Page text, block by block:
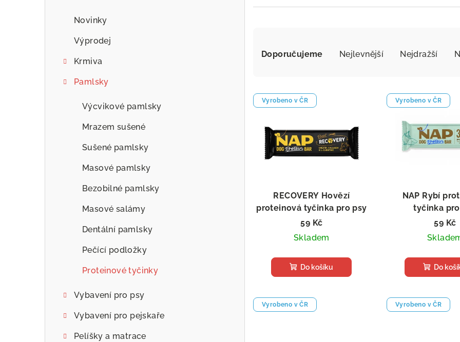
Novinky
Výprodej
Krmiva
Pamlsky
Výcvikové pamlsky
Mrazem sušené
Sušené pamlsky
Masové pamlsky
Bezobilné pamlsky
Masové salámy
Dentální pamlsky
Pečící podložky
Proteinové tyčinky
Vybavení pro psy
Vybavení pro pejskaře
Pelíšky a matrace
a
e
p
d
ů
Doporučujeme Nejlevnější Nejdražší
V
ý
p
r
t
Vyrobeno v ČR
RECOVERY Hovězí
proteinová tyčinka pro psy
Podpora regenerace
59 Kč
Skladem
Do košíku
Vyrobeno v ČR
NAP Rybí
tyčinka
Podpora srsti
59 Kč
Do
Vyrobeno v ČR Vyrobeno v ČR